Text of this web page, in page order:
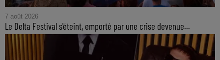
7 août 2026
Le Delta Festival s'éteint, emporté par une crise devenue...